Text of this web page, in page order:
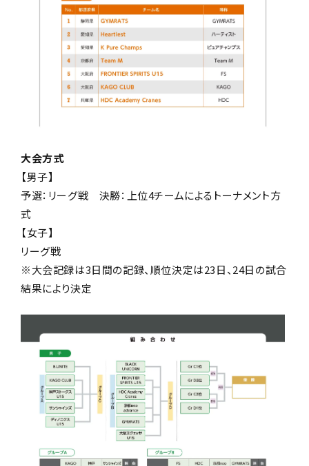
大会方式
【男子】
予選：リーグ戦 決勝：上位4チームによるトーナメント方
式
【女子】
リーグ戦
※大会記録は3日間の記録、順位決定は23日、24日の試合
結果により決定